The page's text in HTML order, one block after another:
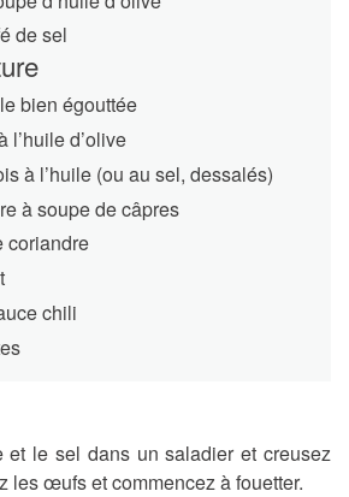
de sel
bien égouttée
l’huile d’olive
à l’huile (ou au sel, dessalés)
à soupe de câpres
coriandre
chili
et le sel dans un saladier et creusez
les œufs et commencez à fouetter.